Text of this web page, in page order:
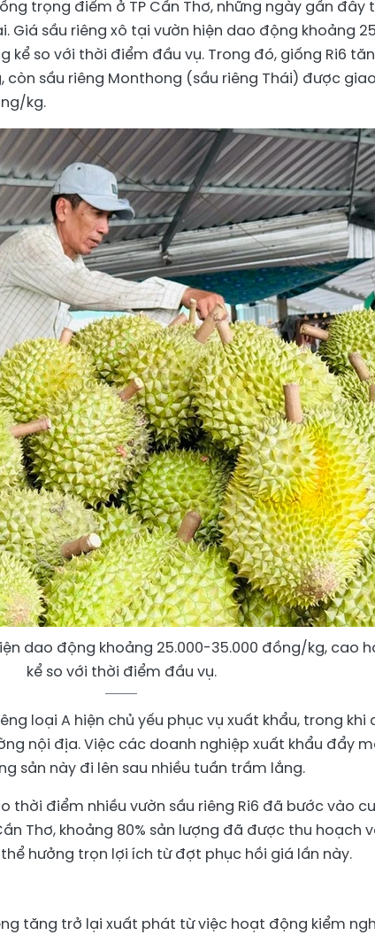
trọng điểm ở TP Cần Thơ, những ngày gần đây
Giá sầu riêng xô tại vườn hiện dao động khoảng
kể so với thời điểm đầu vụ. Trong đó, giống Ri6
còn sầu riêng Monthong (sầu riêng Thái) được
kg.
dao động khoảng 25.000-35.000 đồng/kg, cao
kể so với thời điểm đầu vụ.
loại A hiện chủ yếu phục vụ xuất khẩu, trong khi
nội địa. Việc các doanh nghiệp xuất khẩu đẩy
sản này đi lên sau nhiều tuần trầm lắng.
thời điểm nhiều vườn sầu riêng Ri6 đã bước vào
Thơ, khoảng 80% sản lượng đã được thu hoạch
hưởng trọn lợi ích từ đợt phục hồi giá lần này.
tăng trở lại xuất phát từ việc hoạt động kiểm